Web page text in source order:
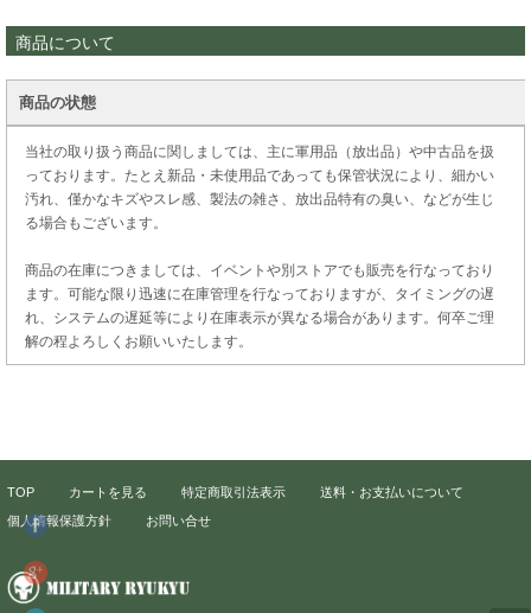
商品について
商品の状態
当社の取り扱う商品に関しましては、主に軍用品（放出品）や中古品を扱
っております。たとえ新品・未使用品であっても保管状況により、細かい
汚れ、僅かなキズやスレ感、製法の雑さ、放出品特有の臭い、などが生じ
る場合もございます。
商品の在庫につきましては、イベントや別ストアでも販売を行なっており
ます。可能な限り迅速に在庫管理を行なっておりますが、タイミングの遅
れ、システムの遅延等により在庫表示が異なる場合があります。何卒ご理
解の程よろしくお願いいたします。
TOP カートを見る 特定商取引法表示
送料・お支払いについて
個人情報保護方針
お問い合せ